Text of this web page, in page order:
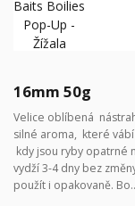
16mm 50g
Velice oblíbená
silné aroma, které
kdy jsou ryby opatrné
vydží 3-4 dny bez
použít i opakovaně.